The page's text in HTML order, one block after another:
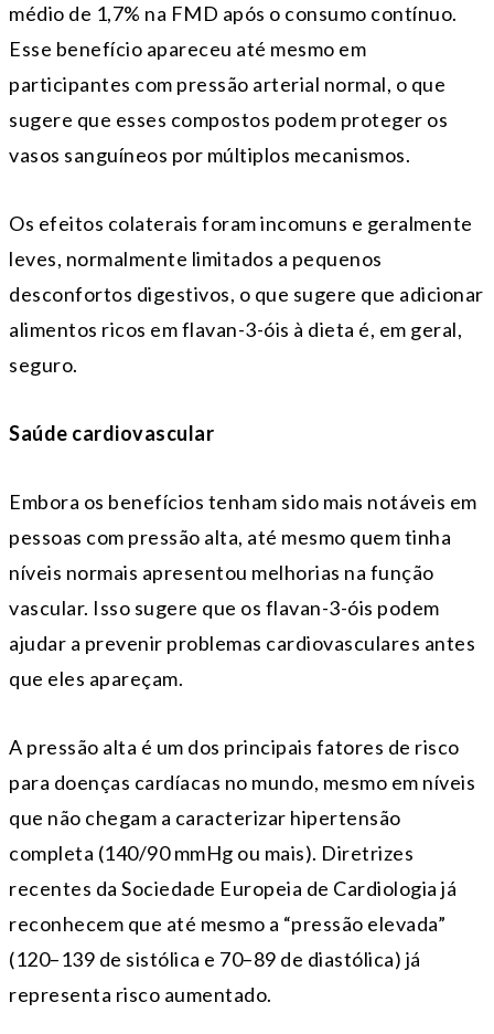
médio de 1,7% na FMD após o consumo contínuo.
Esse benefício apareceu até mesmo em
participantes com pressão arterial normal, o que
sugere que esses compostos podem proteger os
vasos sanguíneos por múltiplos mecanismos.
Os efeitos colaterais foram incomuns e geralmente
leves, normalmente limitados a pequenos
desconfortos digestivos, o que sugere que adicionar
alimentos ricos em flavan-3-óis à dieta é, em geral,
seguro.
Saúde cardiovascular
Embora os benefícios tenham sido mais notáveis em
pessoas com pressão alta, até mesmo quem tinha
níveis normais apresentou melhorias na função
vascular. Isso sugere que os flavan-3-óis podem
ajudar a prevenir problemas cardiovasculares antes
que eles apareçam.
A pressão alta é um dos principais fatores de risco
para doenças cardíacas no mundo, mesmo em níveis
que não chegam a caracterizar hipertensão
completa (140/90 mmHg ou mais). Diretrizes
recentes da Sociedade Europeia de Cardiologia já
reconhecem que até mesmo a “pressão elevada”
(120–139 de sistólica e 70–89 de diastólica) já
representa risco aumentado.